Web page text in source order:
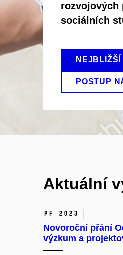
rozvojových
sociálních
POSTUP
Aktuální
PF 2023
Novoroční přání
výzkum a